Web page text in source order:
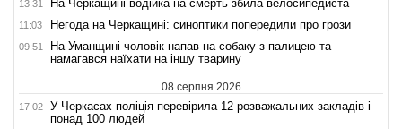
13:31 На Черкащині водійка на смерть збила велосипедиста
11:03 Негода на Черкащині: синоптики попередили про грози
09:51
На Уманщині чоловік напав на собаку з палицею та
намагався наїхати на іншу тварину
08 серпня 2026
17:02
У Черкасах поліція перевірила 12 розважальних закладів і
понад 100 людей